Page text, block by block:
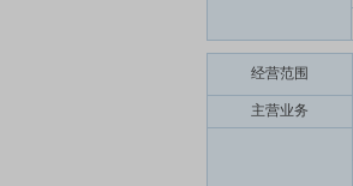
经营范围
主营业务